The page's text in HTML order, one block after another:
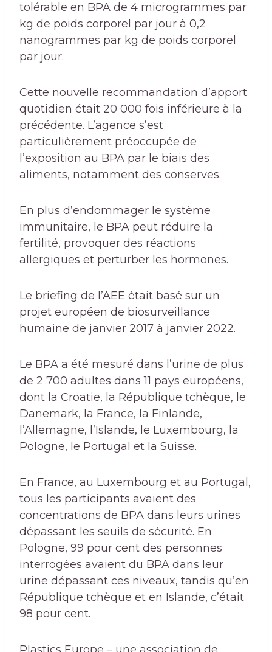
tolérable en BPA de 4 microgrammes par
kg de poids corporel par jour à 0,2
nanogrammes par kg de poids corporel
par jour.
Cette nouvelle recommandation d’apport
quotidien était 20 000 fois inférieure à la
précédente. L’agence s’est
particulièrement préoccupée de
l’exposition au BPA par le biais des
aliments, notamment des conserves.
En plus d’endommager le système
immunitaire, le BPA peut réduire la
fertilité, provoquer des réactions
allergiques et perturber les hormones.
Le briefing de l’AEE était basé sur un
projet européen de biosurveillance
humaine de janvier 2017 à janvier 2022.
Le BPA a été mesuré dans l’urine de plus
de 2 700 adultes dans 11 pays européens,
dont la Croatie, la République tchèque, le
Danemark, la France, la Finlande,
l’Allemagne, l’Islande, le Luxembourg, la
Pologne, le Portugal et la Suisse.
En France, au Luxembourg et au Portugal,
tous les participants avaient des
concentrations de BPA dans leurs urines
dépassant les seuils de sécurité. En
Pologne, 99 pour cent des personnes
interrogées avaient du BPA dans leur
urine dépassant ces niveaux, tandis qu’en
République tchèque et en Islande, c’était
98 pour cent.